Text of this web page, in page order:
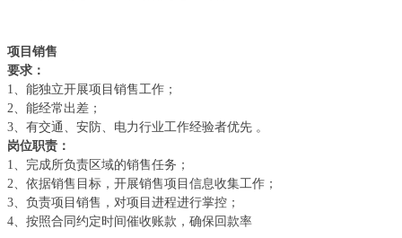
项目销售
要求：
1、能独立开展项目销售工作；
2、能经常出差；
3、有交通、安防、电力行业工作经验者优先 。
岗位职责：
1、完成所负责区域的销售任务；
2、依据销售目标，开展销售项目信息收集工作；
3、负责项目销售，对项目进程进行掌控；
4、按照合同约定时间催收账款，确保回款率